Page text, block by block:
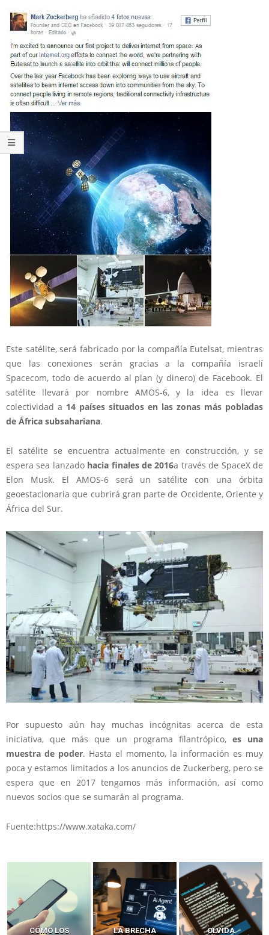
Este satélite, será fabricado por la compañía Eutelsat, mientras
que las conexiones serán gracias a la compañía israelí
Spacecom, todo de acuerdo al plan (y dinero) de Facebook. El
satélite llevará por nombre AMOS-6, y la idea es llevar
colectividad a 14 países situados en las zonas más pobladas
de África subsahariana.
El satélite se encuentra actualmente en construcción, y se
espera sea lanzado hacia finales de 2016a través de SpaceX de
Elon Musk. El AMOS-6 será un satélite con una órbita
geoestacionaria que cubrirá gran parte de Occidente, Oriente y
África del Sur.
Por supuesto aún hay muchas incógnitas acerca de esta
iniciativa, que más que un programa filantrópico, es una
muestra de poder. Hasta el momento, la información es muy
poca y estamos limitados a los anuncios de Zuckerberg, pero se
espera que en 2017 tengamos más información, así como
nuevos socios que se sumarán al programa.
Fuente:https://www.xataka.com/
LA BRECHA OLVIDA CÓMO LOS HACKERS